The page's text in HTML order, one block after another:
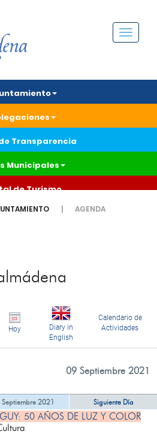
Menú
Transparencia
Municipales
de Turismo
AGENDA
Hoy
Diary in
English
Calendario de
Actividades
09 Septiembre 2021
2021 Siguiente Día
50 AÑOS DE LUZ Y COLOR